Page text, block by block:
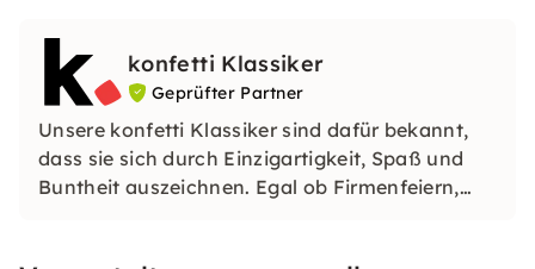
konfetti Klassiker
Geprüfter Partner
Unsere konfetti Klassiker sind dafür bekannt,
dass sie sich durch Einzigartigkeit, Spaß und
Buntheit auszeichnen. Egal ob Firmenfeiern,